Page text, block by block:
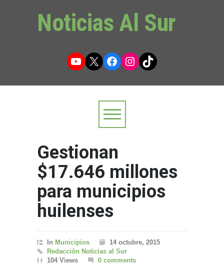
Noticias Al Sur
YouTube
X Facebook
Instagram
TikTok
Gestionan
$17.646 millones
para municipios
huilenses
In Municipios
14 octubre, 2015
Redacción Noticias al Sur
104 Views
0 comments